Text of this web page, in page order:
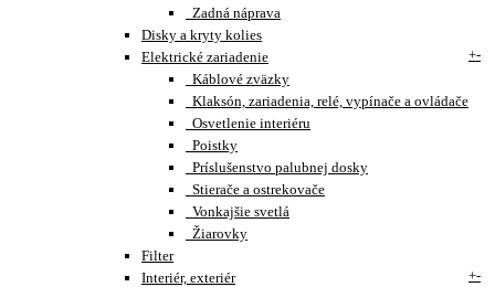
Zadná náprava
Disky a kryty kolies
Elektrické zariadenie
+-
Káblové zväzky
Klaksón, zariadenia, relé, vypínače a ovládače
Osvetlenie interiéru
Poistky
Príslušenstvo palubnej dosky
Stierače a ostrekovače
Vonkajšie svetlá
Žiarovky
Filter
Interiér, exteriér
+-